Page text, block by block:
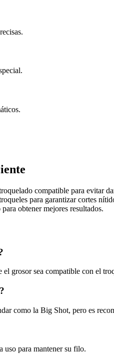
compatible para evitar
para garantizar cortes
obtener mejores resultados.
grosor sea compatible con el
como la Big Shot, pero es
uso para mantener su filo.